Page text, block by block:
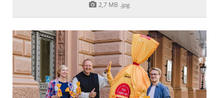
2,7 MB .jpg